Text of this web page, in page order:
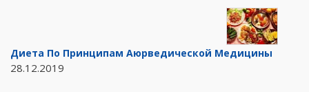
Диета По Принципам Аюрведической Медицины
28.12.2019